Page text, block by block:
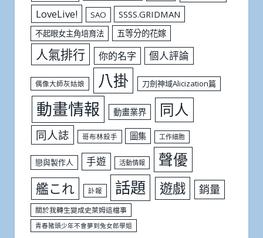
LoveLive! SAO SSSS.GRIDMAN
不起眼女主角培育法 五等分的花嫁
人氣排行 你的名字 個人評論
偶像大師灰姑娘 八掛 刀劍神域Alicization篇
動畫情報 動畫業界 同人
同人誌 哥布林殺手 圖集 工作細胞
戀與製作人 手遊 活動情報 聲優
艦これ 訃報 話題 遊戲 銷量
關於我轉生變成史萊姆這檔事
青春豬頭少年不會夢到兔女郎學姐